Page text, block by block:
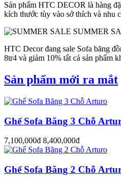
Sản phẩm HTC DECOR là hàng
kích thước tùy vào sở thích và nhu
SUMMER
HTC Decor đang sale Sofa băng
8tr4 và giảm 10% tất cả sản phẩm
Sản phẩm mới ra mắt
Ghế Sofa Băng 3 Chỗ
7,100,000đ 8,400,000đ
Ghế Sofa Băng 2 Chỗ